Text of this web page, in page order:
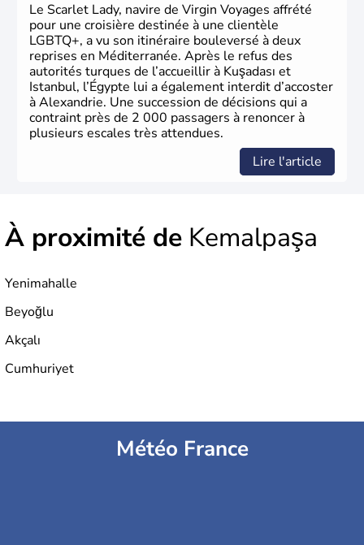
Le Scarlet Lady, navire de Virgin Voyages affrété
pour une croisière destinée à une clientèle
LGBTQ+, a vu son itinéraire bouleversé à deux
reprises en Méditerranée. Après le refus des
autorités turques de l’accueillir à Kuşadası et
Istanbul, l’Égypte lui a également interdit d’accoster
à Alexandrie. Une succession de décisions qui a
contraint près de 2 000 passagers à renoncer à
plusieurs escales très attendues.
Lire l'article
À proximité de Kemalpaşa
Yenimahalle
Beyoğlu
Akçalı
Cumhuriyet
Météo France